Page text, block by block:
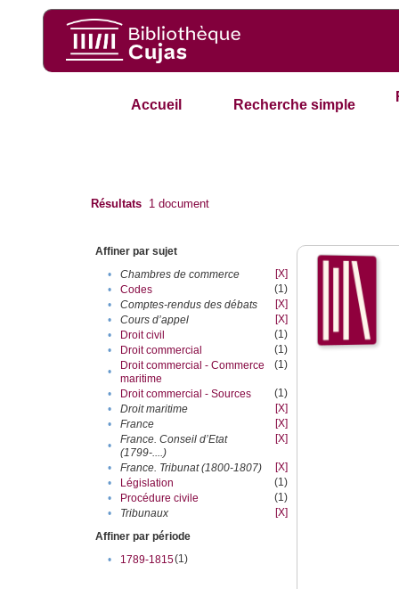
Accueil Recherche simple
Résultats 1 document
Affiner par sujet
•
Chambres de commerce
[X]
•
Codes
(1)
•
Comptes-rendus des débats
[X]
•
Cours d’appel
[X]
•
Droit civil
(1)
•
Droit commercial
(1)
•
Droit commercial - Commerce
maritime
(1)
• Droit commercial - Sources
(1)
•
Droit maritime
[X]
•
France
[X]
•
France. Conseil d’Etat
(1799-....)
[X]
• France. Tribunat (1800-1807)
[X]
•
Législation
(1)
•
Procédure civile
(1)
•
Tribunaux
[X]
Affiner par période
•
1789-1815(1)